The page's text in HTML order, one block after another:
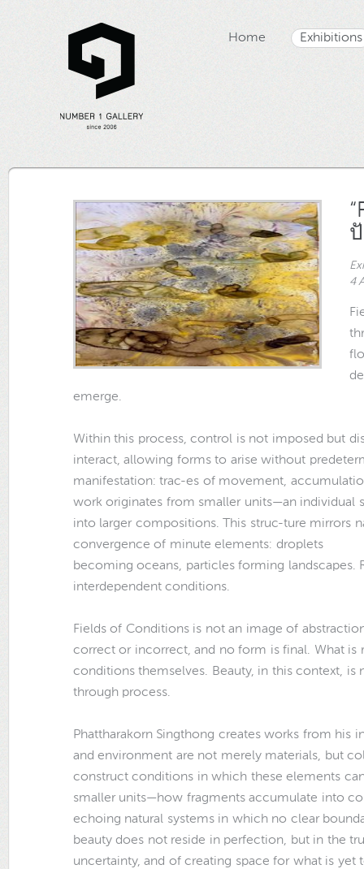
Home Exhibitions
4
emerge.
Within this process, control is not imposed but
interact, allowing forms to arise without
manifestation: trac-es of movement,
work originates from smaller units—an individual
into larger compositions. This struc-ture mirrors
convergence of minute elements: droplets
becoming oceans, particles forming
interdependent conditions.
Fields of Conditions is not an image of
correct or incorrect, and no form is final. What
conditions themselves. Beauty, in this context,
through process.
Phattharakorn Singthong creates works from
and environment are not merely materials, but
construct conditions in which these elements
smaller units—how fragments accumulate into
echoing natural systems in which no clear
beauty does not reside in perfection, but in the
uncertainty, and of creating space for what is yet